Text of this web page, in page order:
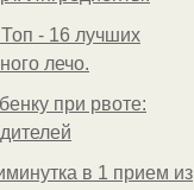
- 16 лучших
лечо.
при рвоте:
в 1 прием из